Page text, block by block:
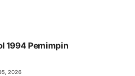
1994 Pemimpin
2026